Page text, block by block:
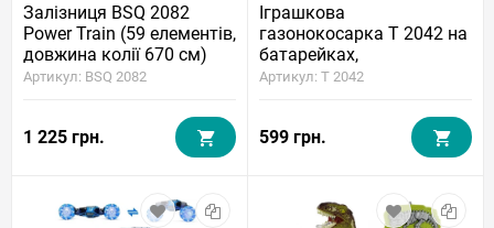
Залізниця BSQ 2082
Power Train (59 елементів,
довжина колії 670 см)
Артикул: BSQ 2082
1 225 грн.
Іграшкова
газонокосарка T 2042 на
батарейках,
підсвічування, звук
Артикул: T 2042
599 грн.